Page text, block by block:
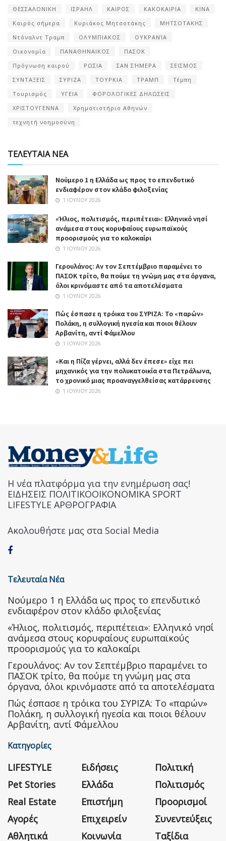
ΘΕΣΣΑΛΟΝΙΚΗ
ΙΣΡΑΗΛ ΚΑΙΡΟΣ ΚΑΚΟΚΑΙΡΙΑ
ΚΙΝΑ
Καιρός σήμερα
Κυριάκος Μητσοτάκης
ΜΗΤΣΟΤΑΚΗΣ
Ντόναλντ Τραμπ
ΟΛΥΜΠΙΑΚΟΣ
ΟΥΚΡΑΝΊΑ
Οικονομία
ΠΑΝΑΘΗΝΑΙΚΟΣ
ΠΑΣΟΚ
Πρόγνωση καιρού
ΡΩΣΙΑ ΣΑΝ ΣΉΜΕΡΑ
ΣΕΙΣΜΟΣ
ΣΥΝΤΑΞΕΙΣ
ΣΥΡΙΖΑ ΤΟΥΡΚΙΑ ΤΡΑΜΠ
Τέμπη
Τουρισμός
ΥΓΕΙΑ
ΦΟΡΟΛΟΓΙΚΕΣ ΔΗΛΩΣΕΙΣ
ΧΡΙΣΤΟΥΓΕΝΝΑ
Χρηματιστήριο Αθηνών
τεχνητή νοημοσύνη
ΤΕΛΕΥΤΑΙΑ ΝΕΑ
Nούμερο 1 η Ελλάδα ως προς το επενδυτικό
ενδιαφέρον στον κλάδο φιλοξενίας
1 ΙΟΥΛΊΟΥ 2026
«Ήλιος, πολιτισμός, περιπέτεια»: Ελληνικό νησί
ανάμεσα στους κορυφαίους ευρωπαϊκούς
προορισμούς για το καλοκαίρι
1 ΙΟΥΛΊΟΥ 2026
Γερουλάνος: Αν τον Σεπτέμβριο παραμένει το
ΠΑΣΟΚ τρίτο, θα πούμε τη γνώμη μας στα όργανα,
όλοι κρινόμαστε από τα αποτελέσματα
1 ΙΟΥΛΊΟΥ 2026
Πώς έσπασε η τρόικα του ΣΥΡΙΖΑ: Το «παρών»
Πολάκη, η συλλογική ηγεσία και ποιοι θέλουν
Αρβανίτη, αντί Φάμελλου
1 ΙΟΥΛΊΟΥ 2026
«Και η Πίζα γέρνει, αλλά δεν έπεσε» είχε πει
μηχανικός για την πολυκατοικία στα Πετράλωνα,
το χρονικό μιας προαναγγελθείσας κατάρρευσης
1 ΙΟΥΛΊΟΥ 2026
Η νέα πλατφόρμα για την ενημέρωση σας!
ΕΙΔΗΣΕΙΣ ΠΟΛΙΤΙΚΟΟΙΚΟΝΟΜΙΚΑ SPORT
LIFESTYLE ΑΡΘΡΟΓΡΑΦΙΑ
Ακολουθήστε μας στα Social Media
Τελευταία Νέα
Nούμερο 1 η Ελλάδα ως προς το επενδυτικό
ενδιαφέρον στον κλάδο φιλοξενίας
«Ήλιος, πολιτισμός, περιπέτεια»: Ελληνικό νησί
ανάμεσα στους κορυφαίους ευρωπαϊκούς
προορισμούς για το καλοκαίρι
Γερουλάνος: Αν τον Σεπτέμβριο παραμένει το
ΠΑΣΟΚ τρίτο, θα πούμε τη γνώμη μας στα
όργανα, όλοι κρινόμαστε από τα αποτελέσματα
Πώς έσπασε η τρόικα του ΣΥΡΙΖΑ: Το «παρών»
Πολάκη, η συλλογική ηγεσία και ποιοι θέλουν
Αρβανίτη, αντί Φάμελλου
Κατηγορίες
LIFESTYLE
Pet Stories
Real Estate
Αγορές
Αθλητικά
Ειδήσεις
Ελλάδα
Επιστήμη
Επιχειρείν
Κοινωνία
Πολιτική
Πολιτισμός
Προορισμοί
Συνεντεύξεις
Ταξίδια